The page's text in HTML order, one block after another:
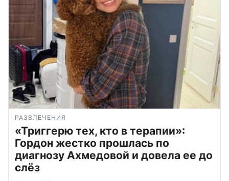
РАЗВЛЕЧЕНИЯ
«Триггерю тех, кто в терапии»:
Гордон жестко прошлась по
диагнозу Ахмедовой и довела ее до
слёз